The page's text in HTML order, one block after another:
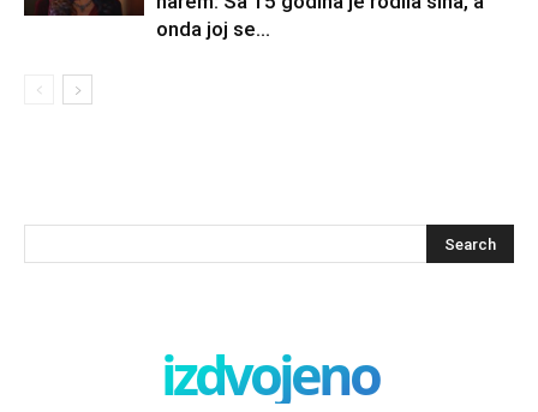
onda joj se...
izdvojeno